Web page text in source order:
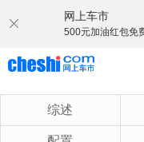
网上车市
500元加油红包免
综述